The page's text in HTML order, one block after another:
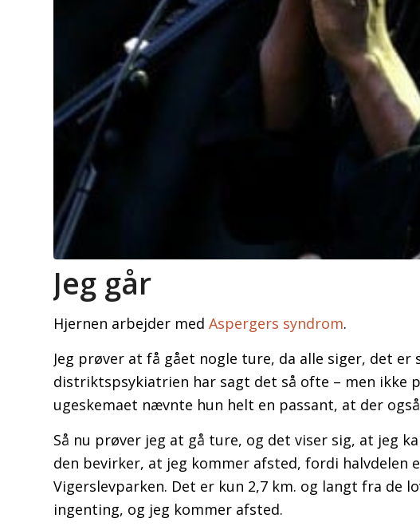
Jeg går
Hjernen arbejder med Aspergers syndrom.
Jeg prøver at få gået nogle ture, da alle siger, det
distriktspsykiatrien har sagt det så ofte – men ikke
ugeskemaet nævnte hun helt en passant, at der også
Så nu prøver jeg at gå ture, og det viser sig, at jeg
den bevirker, at jeg kommer afsted, fordi halvdelen
Vigerslevparken. Det er kun 2,7 km. og langt fra de
ingenting, og jeg kommer afsted.